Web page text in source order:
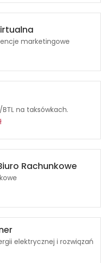
marketingowe
BTL na taksówkach.
Rachunkowe
elektrycznej i rozwiązań